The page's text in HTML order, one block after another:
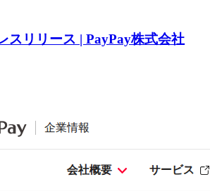
スリリース | PayPay株式会社